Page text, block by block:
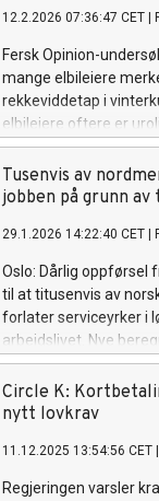
12.2.2026 07:36:47 CET
Fersk Opinion-
mange elbileiere
rekkeviddetap i
elbileiere oftere er
forberedt enn
overraskende få som
batteriforvarming før
stress på langtur i
Tusenvis av
jobben på grunn av
29.1.2026 14:22:40 CET
Oslo: Dårlig oppførsel
til at titusenvis av
forlater serviceyrker i
arbeidslivet. Nye
trakassering fra
medvirkende grunn til
har sagt opp jobben sin.
Circle K:
nytt lovkrav
11.12.2025 13:54:56 CET
Regjeringen varsler